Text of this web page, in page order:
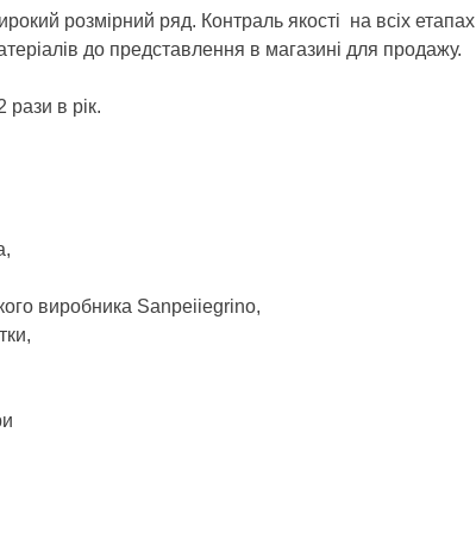
розмірний ряд. Контраль якості на всіх етапах
до представлення в магазині для продажу.
рази в рік.
виробника Sanpeiiegrino,